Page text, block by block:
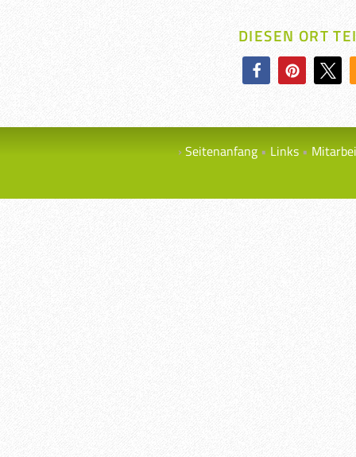
DIESEN ORT
Seitenanfang Links